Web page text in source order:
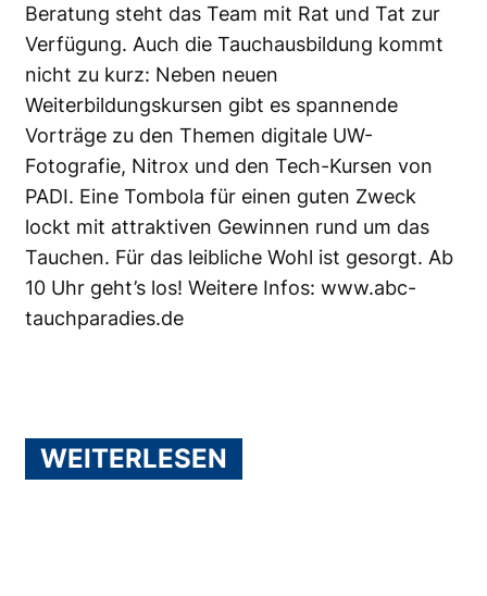
Beratung steht das Team mit Rat und Tat zur
Verfügung. Auch die Tauchausbildung kommt
nicht zu kurz: Neben neuen
Weiterbildungskursen gibt es spannende
Vorträge zu den Themen digitale UW-
Fotografie, Nitrox und den Tech-Kursen von
PADI. Eine Tombola für einen guten Zweck
lockt mit attraktiven Gewinnen rund um das
Tauchen. Für das leibliche Wohl ist gesorgt. Ab
10 Uhr geht’s los! Weitere Infos: www.abc-
tauchparadies.de
WEITERLESEN